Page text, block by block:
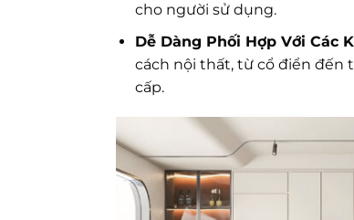
cho người sử dụng.
Dễ Dàng Phối Hợp Với Các
cách nội thất, từ cổ điển đến
cấp.